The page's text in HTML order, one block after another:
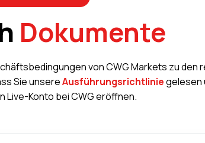
Dokumente
von CWG Markets zu den
Sie unsereAusführungsrichtliniegelesen
Live-Konto bei CWG eröffnen.